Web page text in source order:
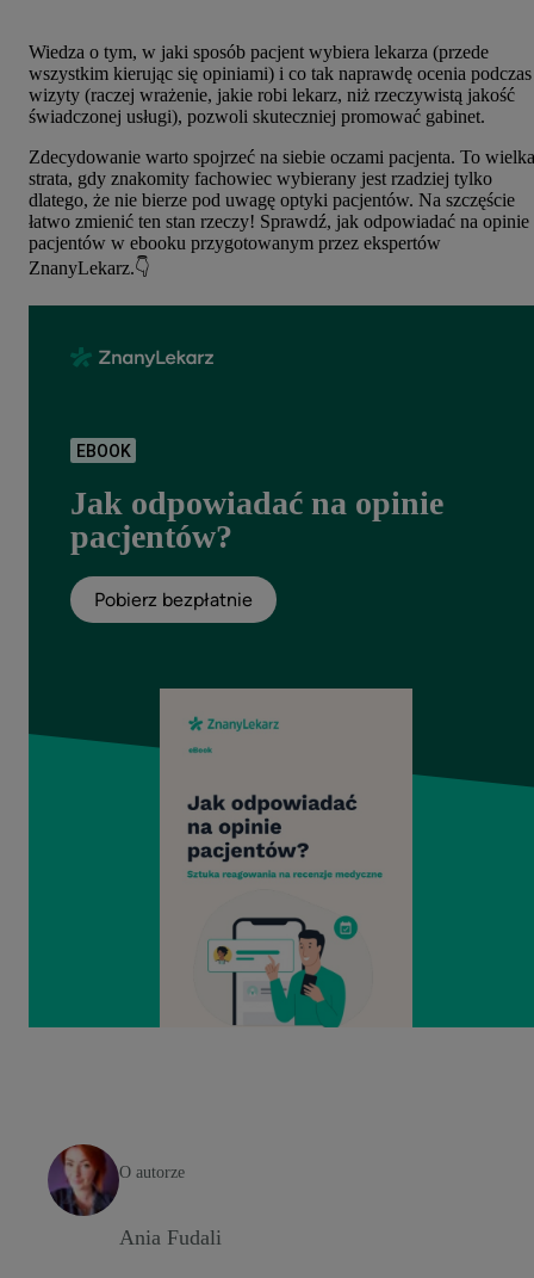
Wiedza o tym, w jaki sposób pacjent wybiera lekarza (przede
wszystkim kierując się opiniami) i co tak naprawdę ocenia podczas
wizyty (raczej wrażenie, jakie robi lekarz, niż rzeczywistą jakość
świadczonej usługi), pozwoli skuteczniej promować gabinet.
Zdecydowanie warto spojrzeć na siebie oczami pacjenta. To wielka
strata, gdy znakomity fachowiec wybierany jest rzadziej tylko
dlatego, że nie bierze pod uwagę optyki pacjentów. Na szczęście
łatwo zmienić ten stan rzeczy! Sprawdź, jak odpowiadać na opinie
pacjentów w ebooku przygotowanym przez ekspertów
ZnanyLekarz.👇
EBOOK
Jak odpowiadać na opinie
pacjentów?
Pobierz bezpłatnie
O autorze
Ania Fudali